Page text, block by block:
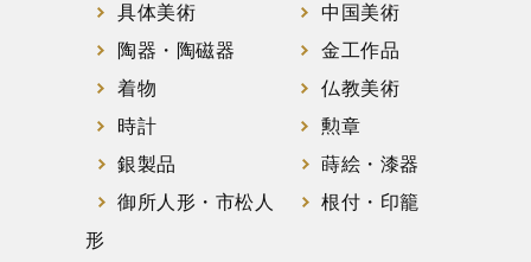
具体美術
中国美術
陶器・陶磁器
金工作品
着物
仏教美術
時計
勲章
銀製品
蒔絵・漆器
御所人形・市松人
形
根付・印籠